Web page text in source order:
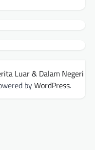
Luar & Dalam Negeri
byWordPress.